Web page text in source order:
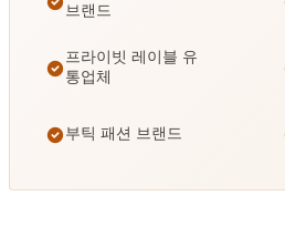
브랜드
프라이빗 레이블 유
통업체
부틱 패션 브랜드